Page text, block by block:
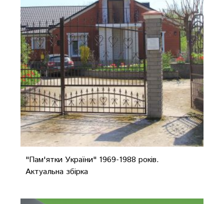
"Пам'ятки України" 1969-1988 років.
Актуальна збірка